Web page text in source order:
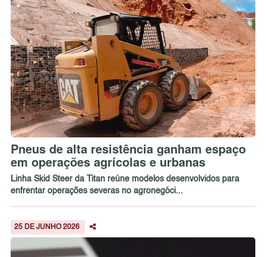
Pneus de alta resistência ganham espaço
em operações agrícolas e urbanas
Linha Skid Steer da Titan reúne modelos desenvolvidos para
enfrentar operações severas no agronegóci...
25 DE JUNHO 2026